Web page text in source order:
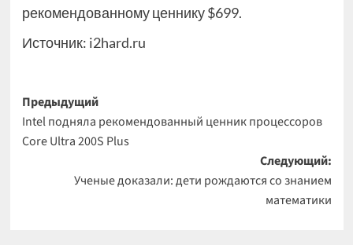
рекомендованному ценнику $699.
Источник: i2hard.ru
Навигация
записи
Предыдущий
Intel подняла рекомендованный ценник процессоров
Core Ultra 200S Plus
Следующий:
Ученые доказали: дети рождаются со знанием
математики